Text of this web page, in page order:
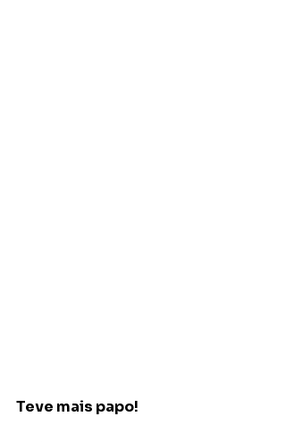
Teve mais papo!